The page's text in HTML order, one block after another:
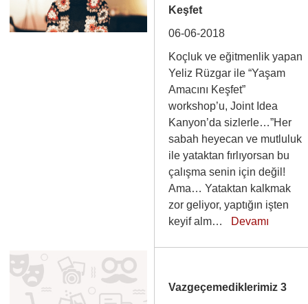
Keşfet
06-06-2018
Koçluk ve eğitmenlik yapan
Yeliz Rüzgar ile “Yaşam
Amacını Keşfet”
workshop’u, Joint Idea
Kanyon’da sizlerle…”Her
sabah heyecan ve mutluluk
ile yataktan fırlıyorsan bu
çalışma senin için değil!
Ama… Yataktan kalkmak
zor geliyor, yaptığın işten
keyif alm… Devamı
Vazgeçemediklerimiz 3